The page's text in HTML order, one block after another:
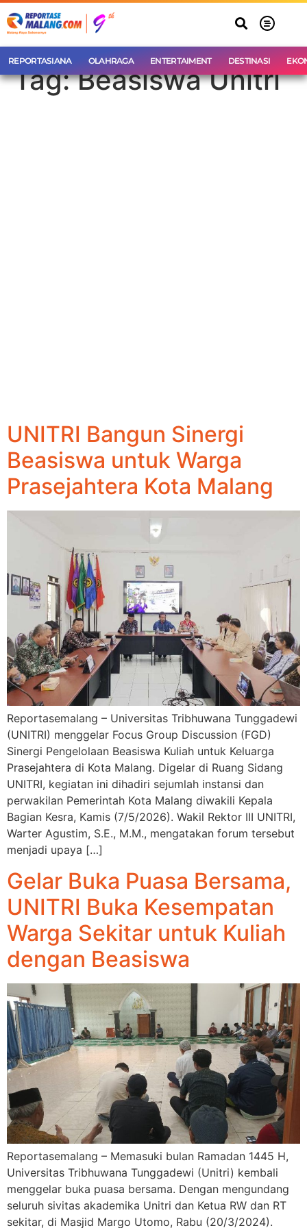
REPORTASIANA OLAHRAGA ENTERTAIMENT DESTINASI
Tag:Beasiswa Unitri
UNITRI Bangun Sinergi
Beasiswa untuk Warga
Prasejahtera Kota Malang
Reportasemalang – Universitas Tribhuwana Tunggadewi
(UNITRI) menggelar Focus Group Discussion (FGD)
Sinergi Pengelolaan Beasiswa Kuliah untuk Keluarga
Prasejahtera di Kota Malang. Digelar di Ruang Sidang
UNITRI, kegiatan ini dihadiri sejumlah instansi dan
perwakilan Pemerintah Kota Malang diwakili Kepala
Bagian Kesra, Kamis (7/5/2026). Wakil Rektor III UNITRI,
Warter Agustim, S.E., M.M., mengatakan forum tersebut
menjadi upaya […]
Gelar Buka Puasa Bersama,
UNITRI Buka Kesempatan
Warga Sekitar untuk Kuliah
dengan Beasiswa
Reportasemalang – Memasuki bulan Ramadan 1445 H,
Universitas Tribhuwana Tunggadewi (Unitri) kembali
menggelar buka puasa bersama. Dengan mengundang
seluruh sivitas akademika Unitri dan Ketua RW dan RT
sekitar, di Masjid Margo Utomo, Rabu (20/3/2024).